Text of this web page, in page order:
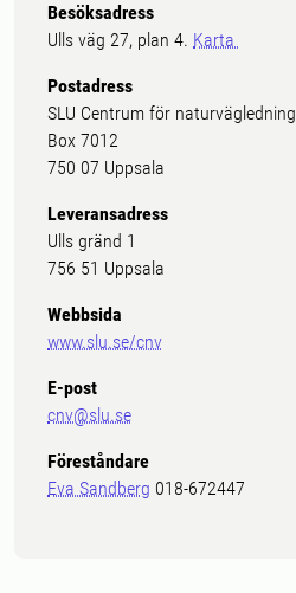
Besöksadress
Ulls väg 27, plan 4. Karta
Postadress
SLU Centrum för naturvägledning
Box 7012
750 07 Uppsala
Leveransadress
Ulls gränd 1
756 51 Uppsala
Webbsida
www.slu.se/cnv
E-post
cnv@slu.se
Föreståndare
Eva Sandberg 018-672447